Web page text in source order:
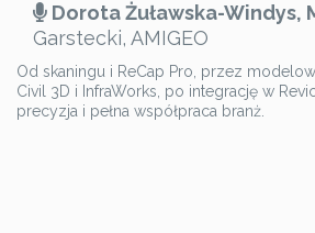
Dorota Żuławska-Windys,
Garstecki, AMIGEO
Od skaningu i ReCap Pro, przez
Civil 3D i InfraWorks, po integrację w
precyzja i pełna współpraca branż.